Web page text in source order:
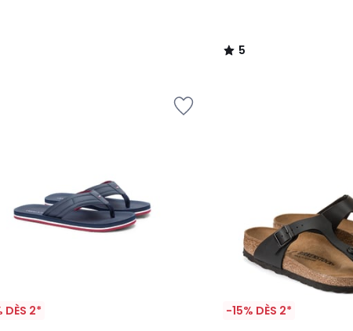
5
/
2* -15% DÈS 2*